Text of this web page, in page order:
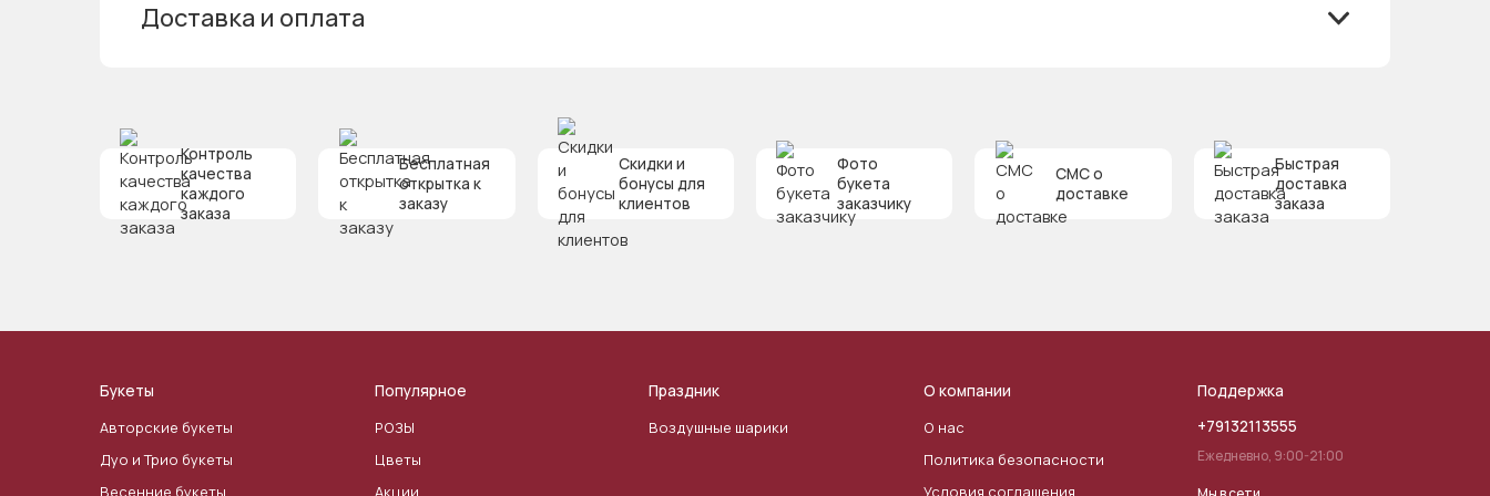
Доставка и оплата
Контроль
качества
каждого
заказа
Бесплатная
открытка к
заказу
Скидки и
бонусы для
клиентов
Фото
букета
заказчику
СМС о
доставке
Быстрая
доставка
заказа
Букеты
Авторские букеты
Дуо и Трио букеты
Весенние букеты
Популярное
РОЗЫ
Цветы
Акции
Праздник
Воздушные шарики
О компании
О нас
Политика безопасности
Условия соглашения
Поддержка
+79132113555
Ежедневно, 9:00-21:00